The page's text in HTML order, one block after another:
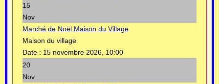
15
Nov
Marché de Noël Maison du Village
Maison du village
Date : 15 novembre 2026, 10:00
20
Nov